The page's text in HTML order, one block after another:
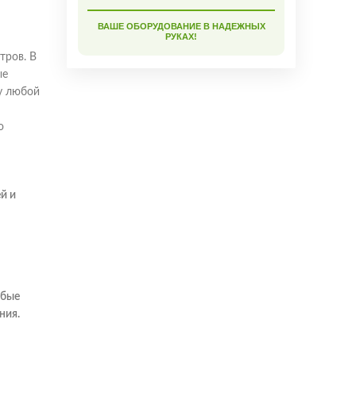
В
любой
и
ВАШЕ ОБОРУДОВАНИЕ В НАДЕЖНЫХ
РУКАХ!